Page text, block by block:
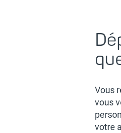
Vous
vous
votre